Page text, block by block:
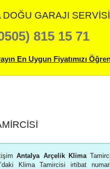
DOĞU GARAJI SERVISI
815 15 71
En Uygun Fiyatımızı
Antalya Arçelik Klima
Klima Tamircisi irtibat